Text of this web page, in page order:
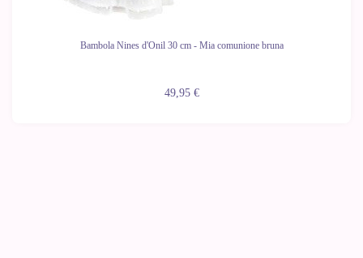
Bambola Nines d'Onil 30 cm - Mia comunione bruna
49,95 €